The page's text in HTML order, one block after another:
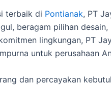
terbaik di Pontianak, PT
beragam pilihan
lingkungan, PT
untuk perusahaan
dan percayakan